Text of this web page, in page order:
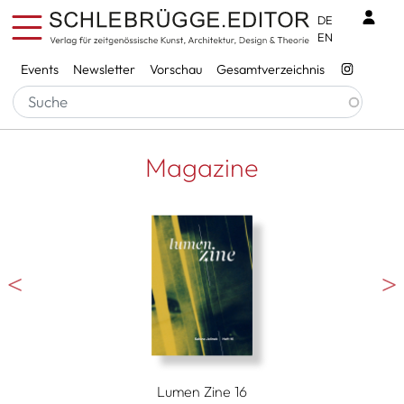
Direkt zum Inhalt
Services
Events Newsletter Vorschau Gesamtverzeichnis
DE
EN
Magazine
Lumen Zine 16